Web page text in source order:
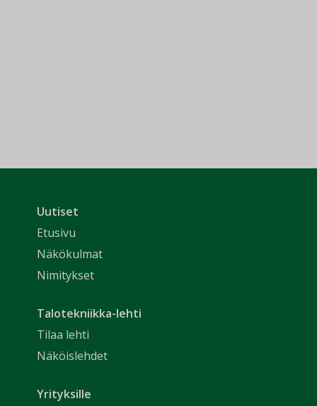
Uutiset
Etusivu
Näkökulmat
Nimitykset
Talotekniikka-lehti
Tilaa lehti
Näköislehdet
Yrityksille